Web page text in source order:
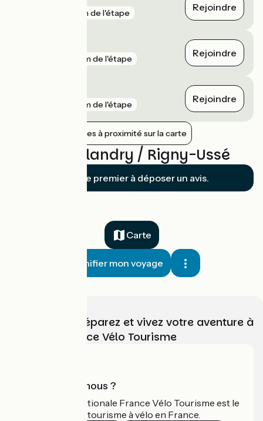
1 km de l'étape Rejoindre
2 km de l'étape Rejoindre
2 km de l'étape Rejoindre
Afficher les gares à proximité sur la carte
Avis sur Villandry / Rigny-Ussé
Soyez le premier à déposer un avis.
Carte
Planifier mon voyage
Choisissez, préparez et vivez votre aventure à
vélo avec France Vélo Tourisme
Qui sommes-nous ?
L'association nationale France Vélo Tourisme est le
guide officiel du tourisme à vélo en France.